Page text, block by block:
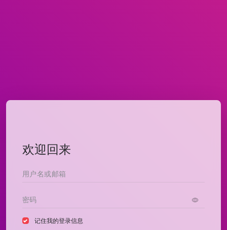
欢迎回来
记住我的登录信息